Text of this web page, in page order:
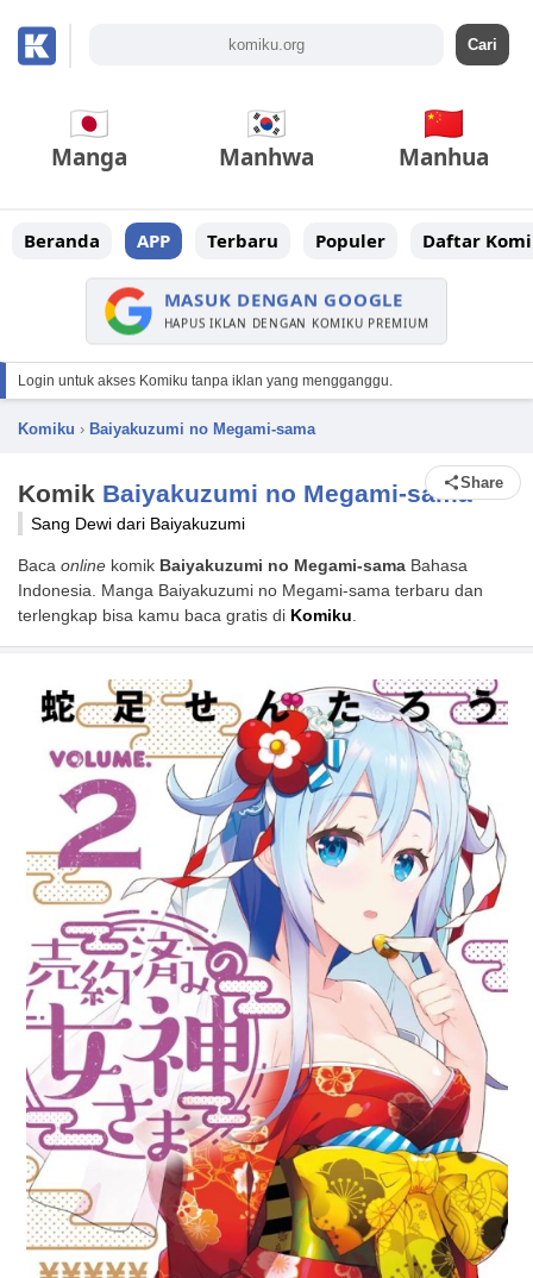
Manga Manhwa Manhua
Beranda APP Terbaru Populer Daftar
MASUK DENGAN GOOGLE
HAPUS IKLAN DENGAN KOMIKU PREMIUM
Login untuk akses Komiku tanpa iklan yang mengganggu.
Komiku › Baiyakuzumi no Megami-sama
Komik Baiyakuzumi no Megami-samaShare
Sang Dewi dari Baiyakuzumi
Baca online komik Baiyakuzumi no Megami-sama Bahasa
Indonesia. Manga Baiyakuzumi no Megami-sama terbaru dan
terlengkap bisa kamu baca gratis di Komiku